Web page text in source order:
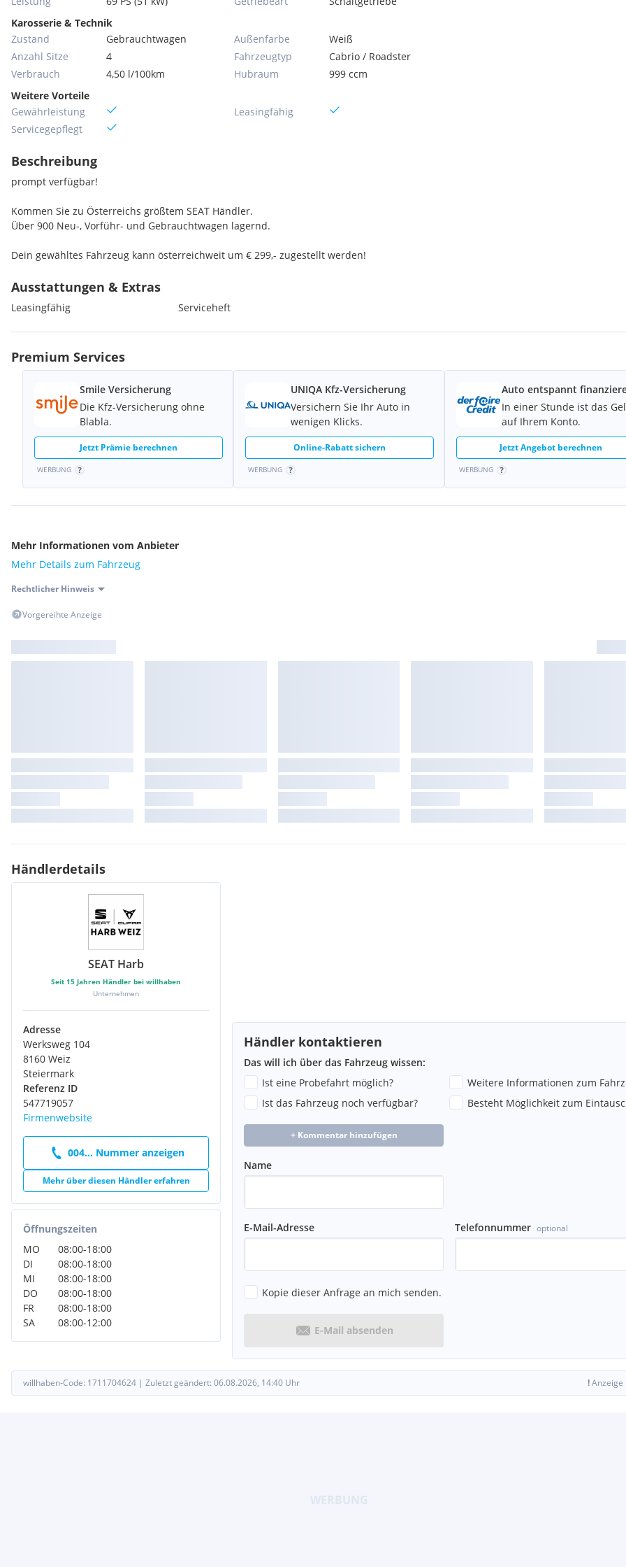
Karosserie & Technik
Zustand
Gebrauchtwagen
Anzahl Sitze
4
Verbrauch
4,50 l/100km
Außenfarbe
Weiß
Fahrzeugtyp
Cabrio / Roadster
Hubraum
999 ccm
Weitere Vorteile
Gewährleistung
Servicegepflegt
Leasingfähig
Beschreibung
prompt verfügbar!
Kommen Sie zu Österreichs größtem SEAT Händler.
Über 900 Neu-, Vorführ- und Gebrauchtwagen lagernd.
Dein gewähltes Fahrzeug kann österreichweit um € 299,- zugestellt werden!
Ausstattungen & Extras
Leasingfähig Serviceheft
Premium Services
Smile Versicherung
Die Kfz-Versicherung ohne
Blabla.
Jetzt Prämie berechnen
WERBUNG
UNIQA Kfz-Versicherung
Versichern Sie Ihr Auto in
wenigen Klicks.
Online-Rabatt sichern
WERBUNG
Auto entspannt
In einer Stunde ist das
auf Ihrem Konto.
Jetzt Angebot berechnen
WERBUNG
Mehr Informationen vom Anbieter
Mehr Details zum Fahrzeug
Rechtlicher Hinweis
Vorgereihte Anzeige
Händlerdetails
SEAT Harb
Seit 15 Jahren Händler bei willhaben
Unternehmen
Adresse
Werksweg 104
8160 Weiz
Steiermark
Referenz ID
547719057
Firmenwebsite
004... Nummer anzeigen
Mehr über diesen Händler erfahren
Öffnungszeiten
MO
08:00-18:00
DI
08:00-18:00
MI
08:00-18:00
DO
08:00-18:00
FR
08:00-18:00
SA
08:00-12:00
Händler kontaktieren
Das will ich über das Fahrzeug wissen:
Ist eine Probefahrt möglich?
Weitere Informationen zum
Ist das Fahrzeug noch verfügbar?
Besteht Möglichkeit zum
+ Kommentar hinzufügen
Name
E-Mail-Adresse Telefonnummer optional
Kopie dieser Anfrage an mich senden.
E-Mail absenden
willhaben-Code: 1711704624 | Zuletzt geändert: 06.08.2026, 14:40 Uhr !Anzeige